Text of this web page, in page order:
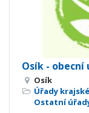
Osík - obecní
Osík
Úřady
Ostatní